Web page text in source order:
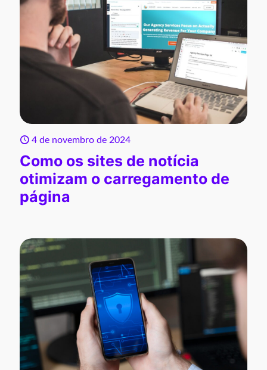
4 de novembro de 2024
Como os sites de notícia
otimizam o carregamento de
página